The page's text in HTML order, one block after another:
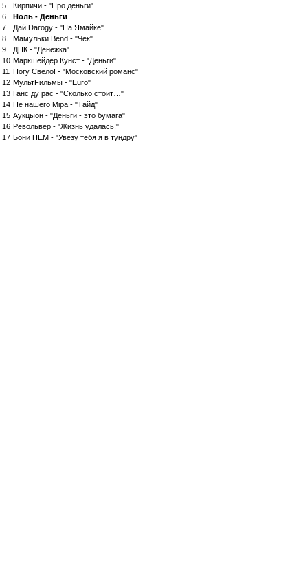
5
Кирпичи - "Про деньги"
6
Ноль - Деньги
7
Дай Darogy - "На Ямайке"
8
Мамульки Bend - "Чек"
9
ДНК - "Денежка"
10 Маркшейдер Кунст - "Деньги"
11 Ногу Свело! - "Московский романс"
12 МультFильмы - "Euro"
13 Ганс ду рас - "Сколько стоит…"
14 Не нашего Мiра - "Тайд"
15 Аукцыон - "Деньги - это бумага"
16 Револьвер - "Жизнь удалась!"
17 Бони НЕМ - "Увезу тебя я в тундру"